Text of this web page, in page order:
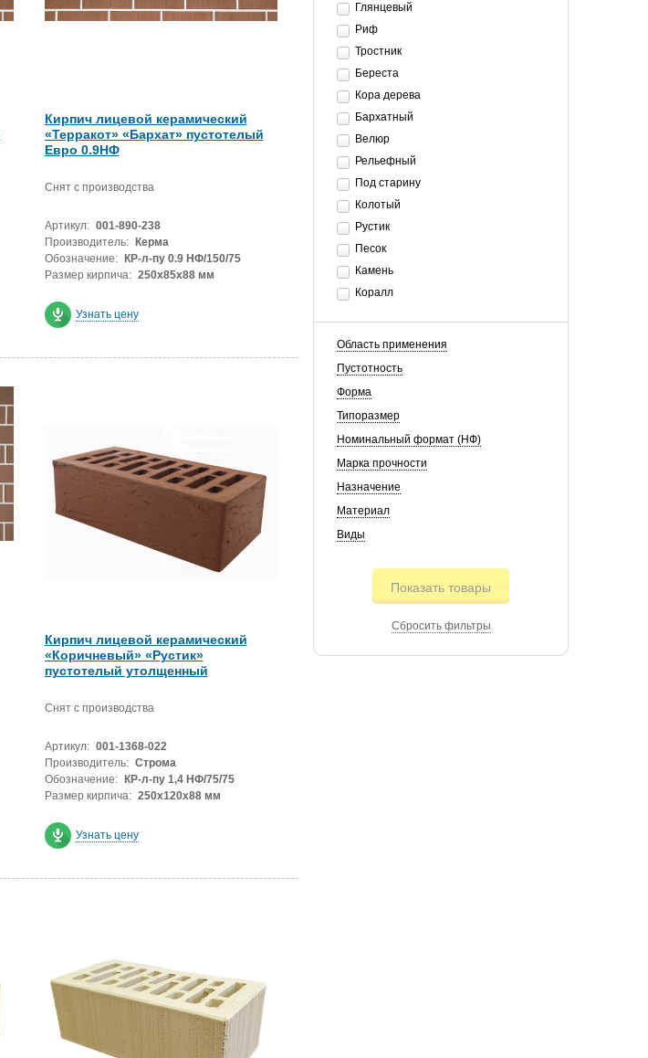
Глянцевый
Риф
Тростник
Береста
Кора дерева
Бархатный
Велюр
Рельефный
Под старину
Колотый
Рустик
Песок
Камень
Коралл
Область применения
Пустотность
Форма
Типоразмер
Номинальный формат (НФ)
Марка прочности
Назначение
Материал
Виды
Показать товары
Сбросить фильтры
Кирпич лицевой керамический
«Терракот» «Бархат» пустотелый
Евро 0.9НФ
Снят с производства
Артикул: 001-890-238
Производитель:
Керма
Обозначение:
КР-л-пу 0.9 НФ/150/75
Размер кирпича: 250х85х88 мм
Узнать цену
Кирпич лицевой керамический
«Коричневый» «Рустик»
пустотелый утолщенный
Снят с производства
Артикул: 001-1368-022
Производитель: Строма
Обозначение:
КР-л-пу 1,4 НФ/75/75
Размер кирпича: 250х120х88 мм
Узнать цену